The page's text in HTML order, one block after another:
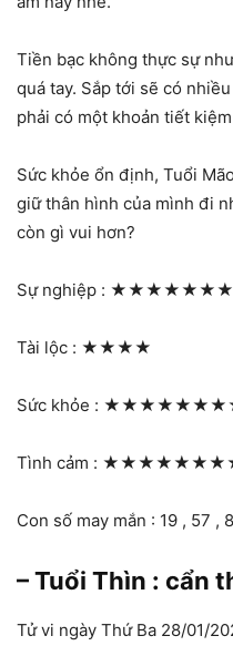
Tiền bạc không thực sự
quá tay. Sắp tới sẽ có
phải có một khoản tiết
Sức khỏe ổn định, Tuổi
giữ thân hình của mình đi
còn gì vui hơn?
Sự nghiệp :
Tài lộc : ★★★★
Sức khỏe :
Tình cảm :
Con số may mắn : 19 , 57 ,
– Tuổi Thìn : cẩn
Tử vi ngày Thứ Ba 28/01/